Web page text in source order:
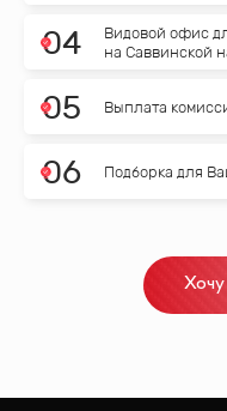
04
Видовой офис
на Саввинской
05 Выплата
06 Подборка для
Хочу